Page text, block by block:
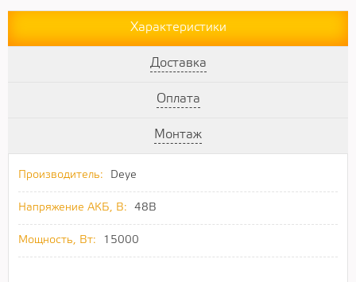
Характеристики
Доставка
Оплата
Монтаж
Производитель: Deye
Напряжение АКБ, В: 48В
Мощность, Вт: 15000